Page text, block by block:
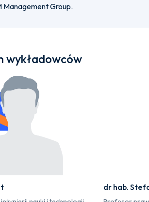
Management Group.
wykładowców
dr hab.